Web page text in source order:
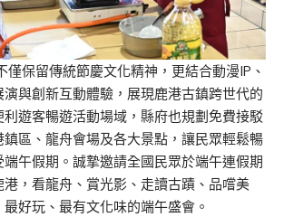
僅保留傳統節慶文化精神，更結合動漫IP、
與創新互動體驗，展現鹿港古鎮跨世代的
遊客暢遊活動場域，縣府也規劃免費接駁
區、龍舟會場及各大景點，讓民眾輕鬆暢
午假期。誠摯邀請全國民眾於端午連假期
，看龍舟、賞光影、走讀古蹟、品嚐美
好玩、最有文化味的端午盛會。